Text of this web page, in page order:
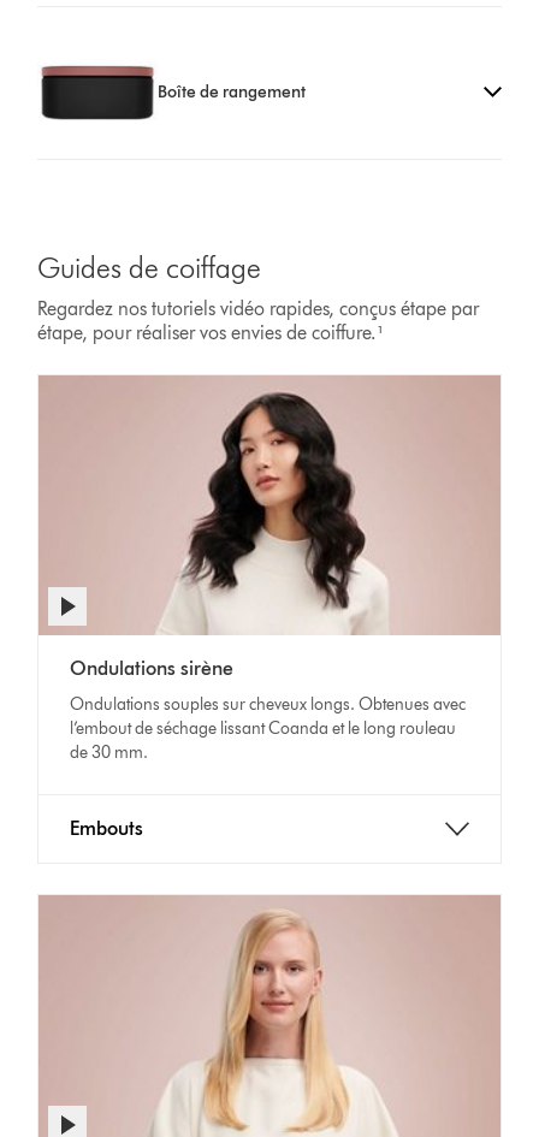
Boîte de rangement
Guides de coiffage
Regardez nos tutoriels vidéo rapides, conçus étape par
étape, pour réaliser vos envies de coiffure.¹
Transcript
Afficher
la
de
la
vidéo
Ondulations sirène
Ondulations souples sur cheveux longs. Obtenues avec
l’embout de séchage lissant Coanda et le long rouleau
de 30 mm.
Embouts
Afficher